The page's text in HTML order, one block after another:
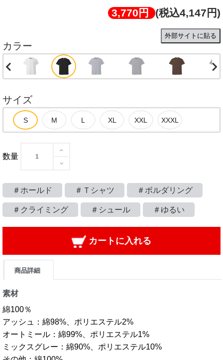
3,770円 (税込4,147円)
外部サイトに貼る
カラー
サイズ
数量
＃ホールド ＃Ｔシャツ ＃ボルダリング
＃クライミング ＃シュール ＃ゆるい
カートに入れる
商品詳細
素材
綿100％
アッシュ：綿98%、ポリエステル2%
オートミール：綿99%、ポリエステル1%
ミックスグレー：綿90%、ポリエステル10%